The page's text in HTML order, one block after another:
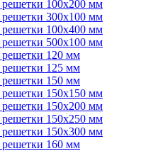
100х200 мм
300х100 мм
100х400 мм
500х100 мм
120 мм
125 мм
150 мм
150х150 мм
150х200 мм
150х250 мм
150х300 мм
160 мм